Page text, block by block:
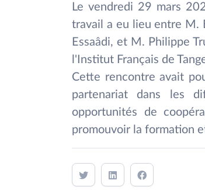
Le vendredi 29 mars
travail a eu lieu entre M.
Essaâdi, et M. Philippe
l'Institut Français de
Cette rencontre avait
partenariat dans les
opportunités de
promouvoir la formation